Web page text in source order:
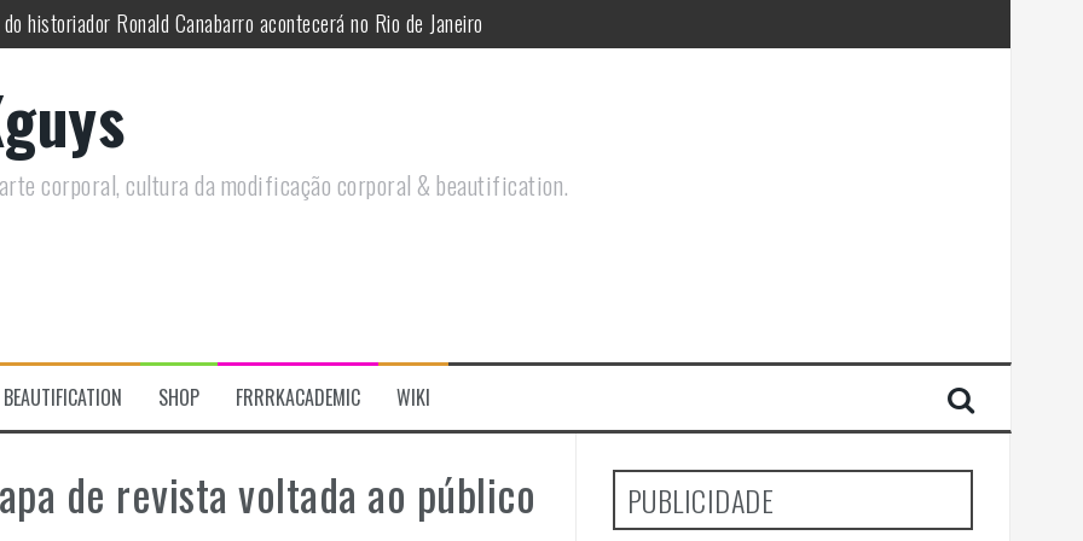
historiador Ronald Canabarro acontecerá no Rio de Janeiro
em Agosto e discutirá questões LGBTQIAPN+ e Modificações Corporais
modificações corporais e anarquia em encontro online
saiba como você pode ajudar duas ações que estão a ocorrer
a celebração do Orgulho Freak no Chile
corporal, cultura da modificação corporal & beautification.
BEAUTIFICATION SHOP FRRRKACADEMIC WIKI
de revista voltada ao público PUBLICIDADE